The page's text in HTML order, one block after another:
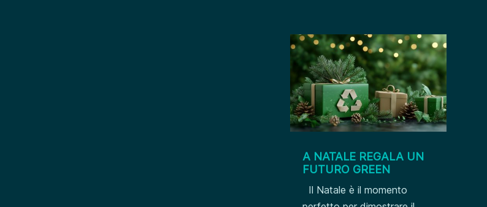
A NATALE REGALA UN
FUTURO GREEN
Il Natale è il momento